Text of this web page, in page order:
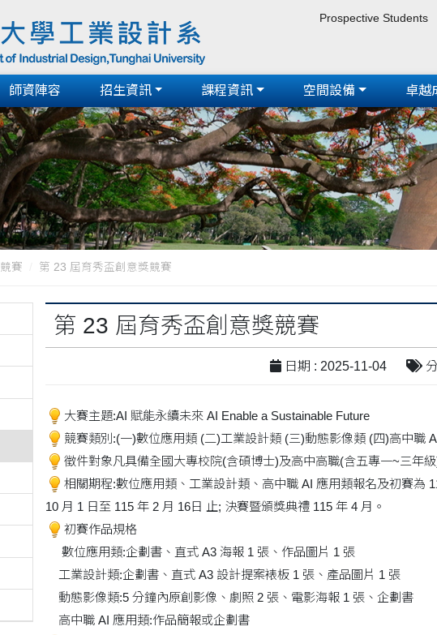
Prospective Students
師資陣容 招生資訊 課程資訊 空間設備 卓越
競賽 第 23 屆育秀盃創意獎競賽
第 23 屆育秀盃創意獎競賽
日期 : 2025-11-04
大賽主題:AI 賦能永續未來 AI Enable a Sustainable Future
競賽類別:(一)數位應用類 (二)工業設計類 (三)動態影像類 (四)高中職
徵件對象凡具備全國大專校院(含碩博士)及高中高職(含五專一~三年
相關期程:數位應用類、工業設計類、高中職 AI 應用類報名及初賽為
10 月 1 日至 115 年 2 月 16日 止; 決賽暨頒獎典禮 115 年 4 月。
初賽作品規格
數位應用類:企劃書、直式 A3 海報 1 張、作品圖片 1 張
工業設計類:企劃書、直式 A3 設計提案裱板 1 張、產品圖片 1 張
動態影像類:5 分鐘內原創影像、劇照 2 張、電影海報 1 張、企劃書
高中職 AI 應用類:作品簡報或企劃書